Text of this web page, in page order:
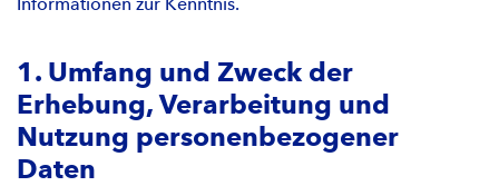
1. Umfang und Zweck der
Erhebung, Verarbeitung und
Nutzung personenbezogener
Daten